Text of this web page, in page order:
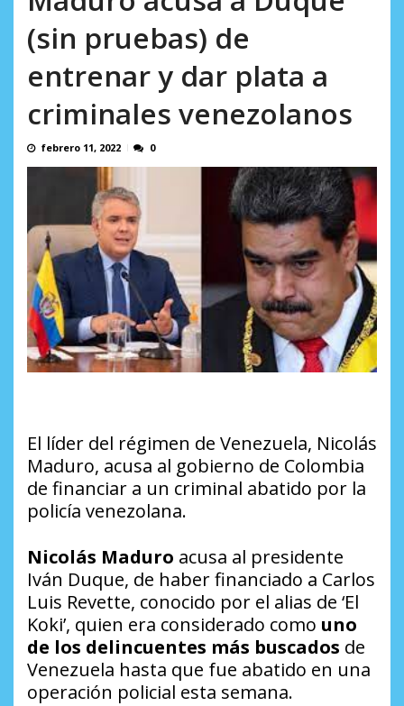
(sin pruebas) de
entrenar y dar plata a
criminales venezolanos
febrero 11, 2022 0
El líder del régimen de Venezuela, Nicolás
Maduro, acusa al gobierno de Colombia
de financiar a un criminal abatido por la
policía venezolana.
Nicolás Maduro acusa al presidente
Iván Duque, de haber financiado a Carlos
Luis Revette, conocido por el alias de ‘El
Koki’, quien era considerado como uno
de los delincuentes más buscados de
Venezuela hasta que fue abatido en una
operación policial esta semana.